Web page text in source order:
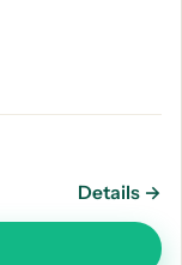
Details →